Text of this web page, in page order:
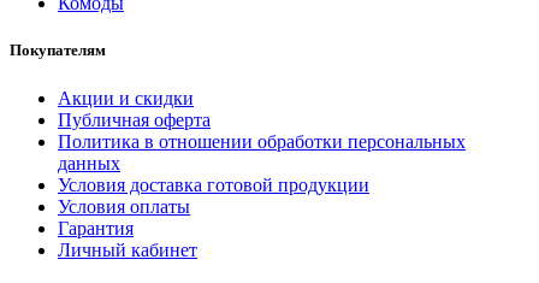
Покупателям
Акции и скидки
Публичная оферта
Политика в отношении обработки персональных
данных
Условия доставка готовой продукции
Условия оплаты
Гарантия
Личный кабинет